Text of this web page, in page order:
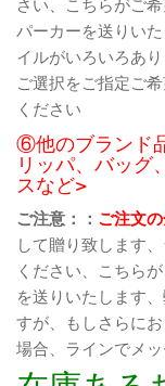
パーカーを送りい
イルがいろいろあ
ご選択をご指定ご
ください
⑥他のブランド
リッパ、バッグ
スなど>
ご注意：： ご注文
して贈り致します
ください、こちら
を送りいたします
すが、もしさらに
場合、ラインでメ